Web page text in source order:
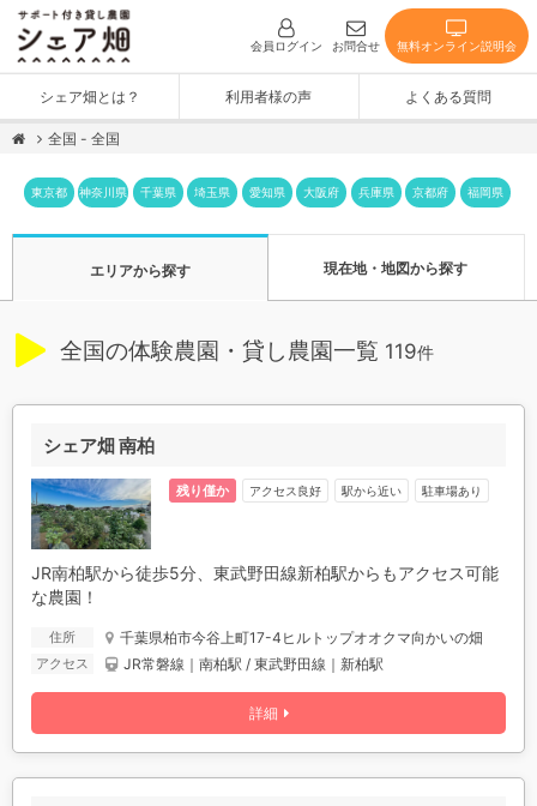
会員ログイン お問合せ 無料オンライン説明会
シェア畑とは？ 利用者様の声 よくある質問
全国 - 全国
東京都 神奈川県 千葉県 埼玉県 愛知県 大阪府 兵庫県 京都府 福岡県
エリアから探す 現在地・地図から探す
全国の体験農園・貸し農園一覧 119件
シェア畑 南柏
詳細
残り僅か アクセス良好 駅から近い 駐車場あり
JR南柏駅から徒歩5分、東武野田線新柏駅からもアクセス可能
な農園！
住所 千葉県柏市今谷上町17-4ヒルトップオオクマ向かいの畑
アクセス JR常磐線｜南柏駅 / 東武野田線｜新柏駅